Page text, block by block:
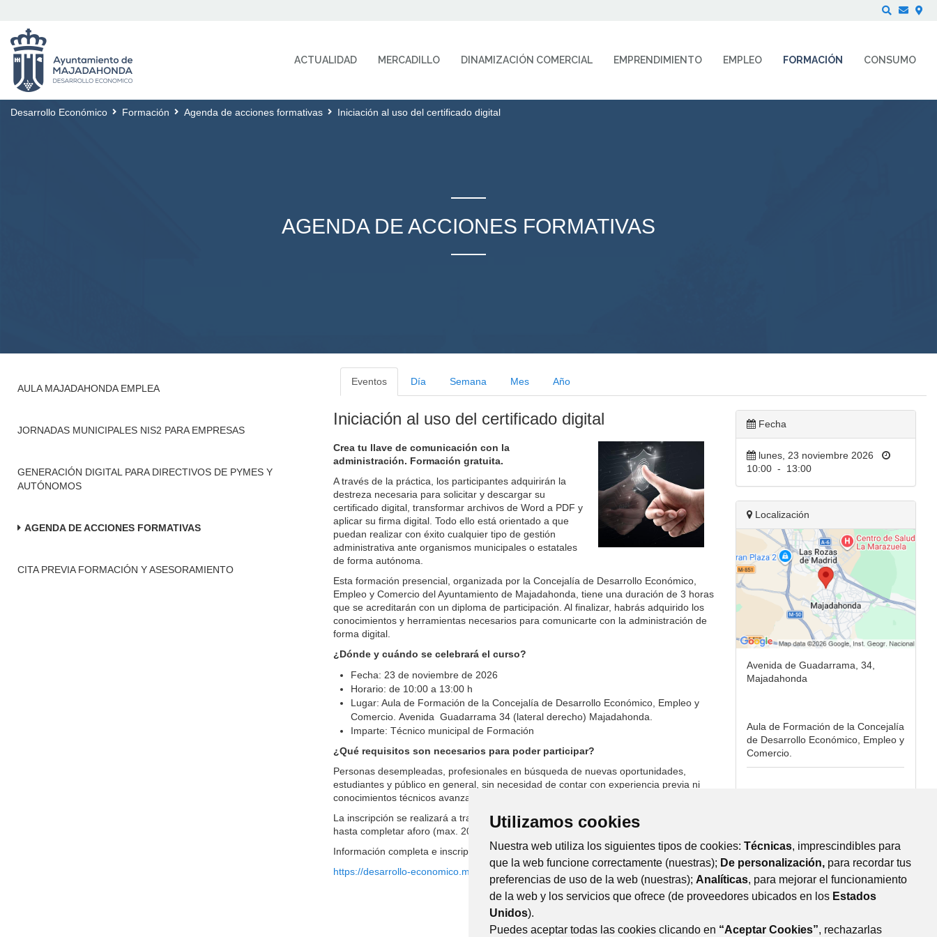
Utilizamos cookies
Nuestra web utiliza los siguientes tipos de cookies: Técnicas, imprescindibles para
que la web funcione correctamente (nuestras); De personalización, para recordar tus
preferencias de uso de la web (nuestras); Analíticas, para mejorar el funcionamiento
de la web y los servicios que ofrece (de proveedores ubicados en los Estados
Unidos).
Puedes aceptar todas las cookies clicando en “Aceptar Cookies”, rechazarlas
ACTUALIDAD MERCADILLO DINAMIZACIÓN COMERCIAL EMPRENDIMIENTO EMPLEO FORMACIÓN CONSUMO
Desarrollo Económico Formación Agenda de acciones formativas Iniciación al uso del certificado digital
AGENDA DE ACCIONES FORMATIVAS
AULA MAJADAHONDA EMPLEA
JORNADAS MUNICIPALES NIS2 PARA EMPRESAS
GENERACIÓN DIGITAL PARA DIRECTIVOS DE PYMES Y
AUTÓNOMOS
AGENDA DE ACCIONES FORMATIVAS
CITA PREVIA FORMACIÓN Y ASESORAMIENTO
Eventos Día Semana Mes Año
Iniciación al uso del certificado digital
Crea tu llave de comunicación con la
administración. Formación gratuita.
A través de la práctica, los participantes adquirirán la
destreza necesaria para solicitar y descargar su
certificado digital, transformar archivos de Word a PDF y
aplicar su firma digital. Todo ello está orientado a que
puedan realizar con éxito cualquier tipo de gestión
administrativa ante organismos municipales o estatales
de forma autónoma.
Esta formación presencial, organizada por la Concejalía de Desarrollo Económico,
Empleo y Comercio del Ayuntamiento de Majadahonda, tiene una duración de 3 horas
que se acreditarán con un diploma de participación. Al finalizar, habrás adquirido los
conocimientos y herramientas necesarios para comunicarte con la administración de
forma digital.
¿Dónde y cuándo se celebrará el curso?
Fecha: 23 de noviembre de 2026
Horario: de 10:00 a 13:00 h
Lugar: Aula de Formación de la Concejalía de Desarrollo Económico, Empleo y
Comercio. Avenida Guadarrama 34 (lateral derecho) Majadahonda.
Imparte: Técnico municipal de Formación
¿Qué requisitos son necesarios para poder participar?
Personas desempleadas, profesionales en búsqueda de nuevas oportunidades,
estudiantes y público en general, sin necesidad de contar con experiencia previa ni
conocimientos técnicos avanzados.
La inscripción se realizará a través del siguiente formulario web que se habilitará
hasta completar aforo (max. 20 personas).
Información completa e inscripciones:
https://desarrollo-economico.majadahonda.org/iniciacion-al-uso-del-certificado-digital
Fecha
lunes, 23 noviembre 2026
10:00 - 13:00
Localización
Avenida de Guadarrama, 34,
Majadahonda
Aula de Formación de la Concejalía
de Desarrollo Económico, Empleo y
Comercio.